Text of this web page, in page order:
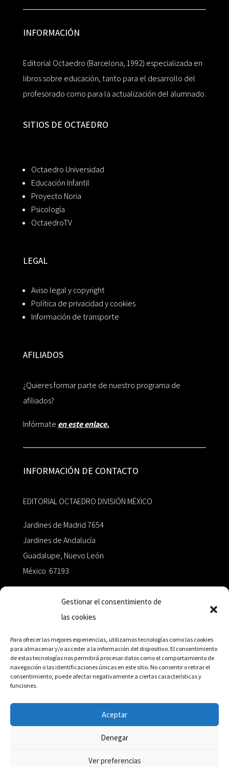
Gestionar el consentimiento de
las cookies
Para ofrecer las mejores experiencias, utilizamos tecnologías como las cookies
para almacenar y/o acceder a la información del dispositivo. El consentimiento
de estas tecnologías nos permitirá procesar datos como el comportamiento de
navegación o las identificaciones únicas en este sitio. No consentir o retirar el
consentimiento, puede afectar negativamente a ciertas características y
funciones.
Aceptar
Denegar
Ver preferencias
INFORMACIÓN
Editorial Octaedro (Barcelona, 1992) especializada en
libros sobre educación, tanto para el desarrollo del
profesorado como para la actualización del alumnado.
SITIOS DE OCTAEDRO
Octaedro Universidad
Educación Infantil
Proyecto Noria
Psicología
OctaedroTV
LEGAL
Aviso legal y copyright
Política de privacidad y cookies
Información de transporte
AFILIADOS
¿Quieres formar parte de nuestro programa de
afiliados?
Infórmate en este enlace.
INFORMACIÓN DE CONTACTO
EDITORIAL OCTAEDRO DIVISIÓN MÉXICO
Jardines de Madrid 7654
Jardines de Andalucía
Guadalupe, Nuevo León
México 67193
+52 811.499.5638
RED DE DISTRIBUCIÓN